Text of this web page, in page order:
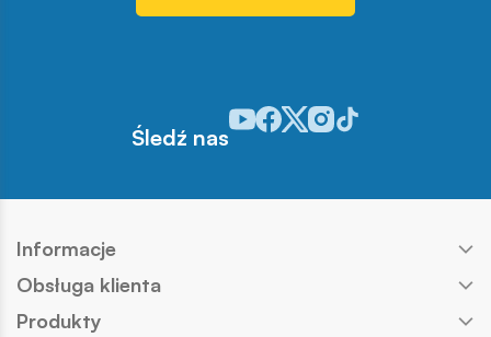
Śledź nas
Odwiedź nasz profil w serwisie
Odwiedź nasz profil w serwisie
Odwiedź nasz profil w
Odwiedź nasz profil w
Odwiedź nasz profil
Informacje
Obsługa klienta
Produkty